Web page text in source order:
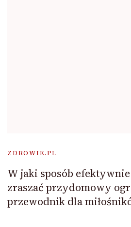
ZDROWIE.PL
W jaki sposób
zraszać przydomowy
przewodnik dla